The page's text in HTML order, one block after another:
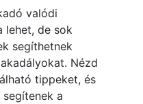
valódi
lehet, de sok
segíthetnek
Nézd
tippeket, és
a